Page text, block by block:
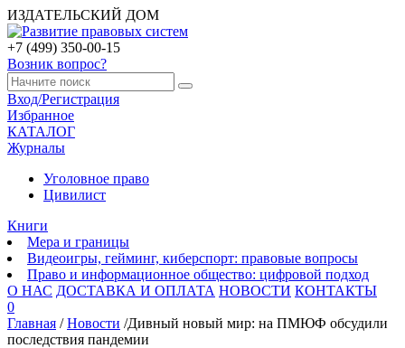
ИЗДАТЕЛЬСКИЙ ДОМ
+7 (499) 350-00-15
Возник вопрос?
Вход/Регистрация
Избранное
КАТАЛОГ
Журналы
Уголовное право
Цивилист
Книги
Мера и границы
Видеоигры, гейминг, киберспорт: правовые вопросы
Право и информационное общество: цифровой подход
О НАС ДОСТАВКА И ОПЛАТА НОВОСТИ КОНТАКТЫ
0
Главная / Новости /Дивный новый мир: на ПМЮФ обсудили
последствия пандемии